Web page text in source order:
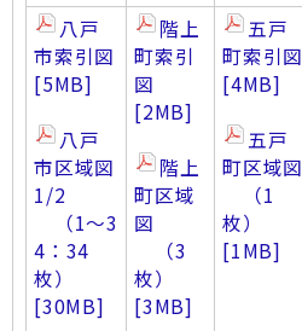
八戸
市索引図
[5MB]
八戸
市区域図
1/2
（1～3
4：34
枚）
[30MB]
階上
町索引
図
[2MB]
階上
町区域
図
（3
枚）
[3MB]
五戸
町索引図
[4MB]
五戸
町区域図
（1
枚）
[1MB]